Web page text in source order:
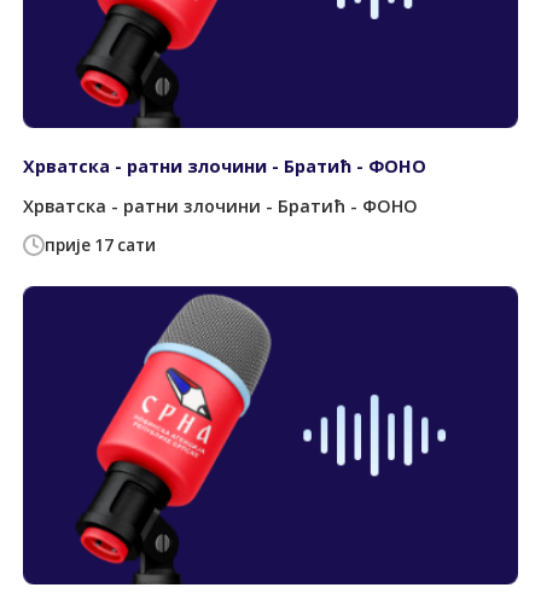
прије 17 сати
Хрватска - ратни злочини - Братић - ФОНО
Хрватска - ратни злочини - Братић - ФОНО